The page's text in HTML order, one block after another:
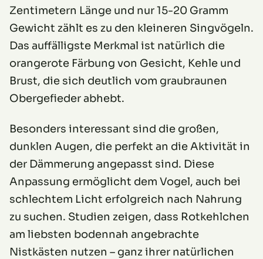
Zentimetern Länge und nur 15-20 Gramm
Gewicht zählt es zu den kleineren Singvögeln.
Das auffälligste Merkmal ist natürlich die
orangerote Färbung von Gesicht, Kehle und
Brust, die sich deutlich vom graubraunen
Obergefieder abhebt.
Besonders interessant sind die großen,
dunklen Augen, die perfekt an die Aktivität in
der Dämmerung angepasst sind. Diese
Anpassung ermöglicht dem Vogel, auch bei
schlechtem Licht erfolgreich nach Nahrung
zu suchen. Studien zeigen, dass Rotkehlchen
am liebsten bodennah angebrachte
Nistkästen nutzen – ganz ihrer natürlichen